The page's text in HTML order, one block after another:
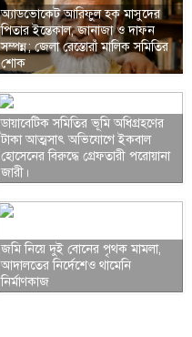
অ্যাডভোকেট আরিফুল হক মাসুদের
পিতার ইন্তেকাল, জানাজা ও দাফন
সম্পন্ন; জেলা রেস্তোরাঁ মালিক সমিতির
শোক
ডায়াবেটিক সমিতির ভূমি অধিগ্রহণের
টাকা আত্মসাৎ অভিযোগে ইকবাল
হোসেনের বিরুদ্ধে গ্রেফতারী পরোয়ানা
জারী।
জমি নিয়ে দুই বোনের পৃথক মামলা,
আদালতের নির্দেশেও থামেনি
নির্মাণকাজ